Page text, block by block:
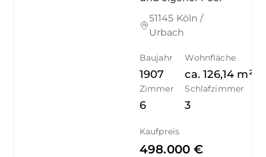
51145 Köln /
Urbach
Baujahr
1907
Wohnfläche
ca. 126,14 m²
Zimmer
6
Schlafzimmer
3
Kaufpreis
498.000 €